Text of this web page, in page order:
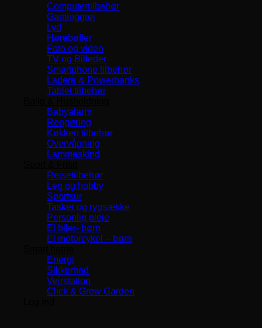
Computertilbehør
Gaminggrej
Lyd
Hørebøffer
Foto og video
TV og Billeder
Smartphone tilbehør
Ladere & Powerbanks
Tablet tilbehør
Babyalarm
Rengøring
Køkken tilbehør
Overvågning
Lammeskind
Rejsetilbehør
Leg og hobby
Sportsur
Tasker og rygsække
Personlig pleje
El biler- børn
El motorcykel – børn
Energi
Sikkerhed
Vejrstation
Click & Grow Garden